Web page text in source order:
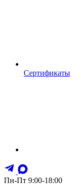
Сертификаты
Пн-Пт 9:00-18:00